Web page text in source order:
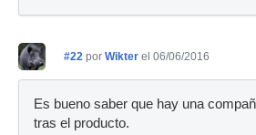
#22 por Wikter el 06/06/2016
Es bueno saber que hay una
tras el producto.